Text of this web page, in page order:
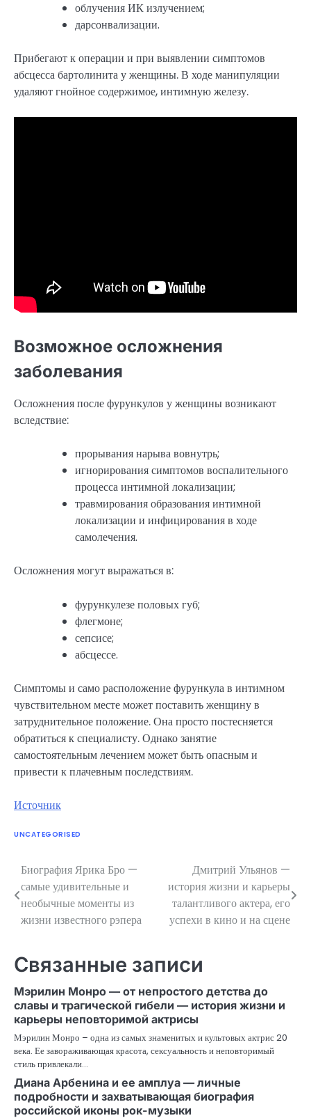
облучения ИК излучением;
дарсонвализации.
Прибегают к операции и при выявлении симптомов
абсцесса бартолинита у женщины. В ходе манипуляции
удаляют гнойное содержимое, интимную железу.
Возможное осложнения
заболевания
Осложнения после фурункулов у женщины возникают
вследствие:
прорывания нарыва вовнутрь;
игнорирования симптомов воспалительного
процесса интимной локализации;
травмирования образования интимной
локализации и инфицирования в ходе
самолечения.
Осложнения могут выражаться в:
фурункулезе половых губ;
флегмоне;
сепсисе;
абсцессе.
Симптомы и само расположение фурункула в интимном
чувствительном месте может поставить женщину в
затруднительное положение. Она просто постесняется
обратиться к специалисту. Однако занятие
самостоятельным лечением может быть опасным и
привести к плачевным последствиям.
Источник
UNCATEGORISED
Навигация
по
записям
Биография Ярика Бро —
самые удивительные и
необычные моменты из
жизни известного рэпера
Дмитрий Ульянов —
история жизни и карьеры
талантливого актера, его
успехи в кино и на сцене
Связанные записи
Мэрилин Монро — от непростого детства до
славы и трагической гибели — история жизни и
карьеры неповторимой актрисы
Мэрилин Монро – одна из самых знаменитых и культовых актрис 20
века. Ее завораживающая красота, сексуальность и неповторимый
стиль привлекали…
Диана Арбенина и ее амплуа — личные
подробности и захватывающая биография
российской иконы рок-музыки